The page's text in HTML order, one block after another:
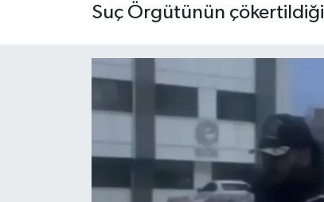
Suç Örgütünün çökertildiği
Gündem
Magazin
Haber Arşivi